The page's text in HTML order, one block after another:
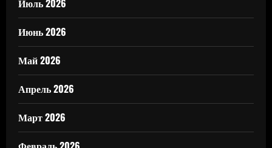
Июль 2026
Июнь 2026
Май 2026
Апрель 2026
Март 2026